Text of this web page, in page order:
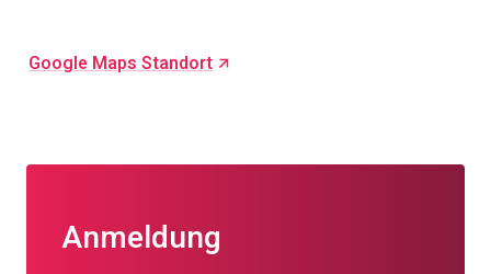
Google Maps Standort
Anmeldung